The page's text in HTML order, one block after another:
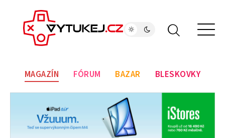
MAGAZÍN FÓRUM BAZAR BLESKOVKY